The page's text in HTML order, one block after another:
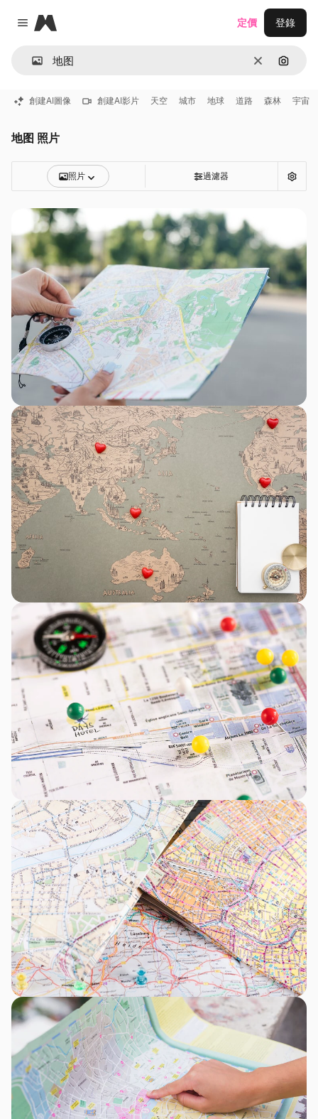
Close menu
Magnific
清除 通過圖
定價 登錄
創建AI圖像 創建AI影片 天空 城市 地球 道路 森林 宇宙
地图 照片
照片 過濾器